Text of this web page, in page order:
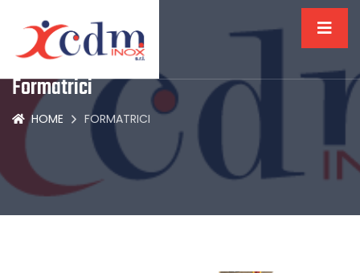
Formatrici
HOME FORMATRICI